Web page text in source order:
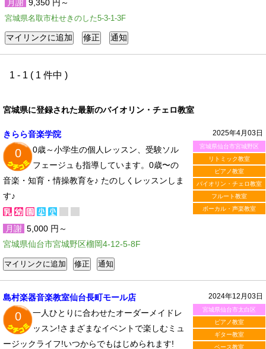
月謝 9,350 円～
宮城県名取市杜せきのした5-3-1-3F
1 - 1 ( 1 件中 )
宮城県に登録された最新のバイオリン・チェロ教室
2025年4月03日
宮城県仙台市宮城野区
リトミック教室
ピアノ教室
バイオリン・チェロ教室
フルート教室
ボーカル・声楽教室
きらら音楽学院
0
0歳～小学生の個人レッスン、受験ソル
フェージュも指導しています。0歳〜の
音楽・知育・情操教育を♪ たのしくレッスンしま
す♪
月謝 5,000 円～
宮城県仙台市宮城野区榴岡4-12-5-8F
2024年12月03日
宮城県仙台市太白区
ピアノ教室
ギター教室
ベース教室
島村楽器音楽教室仙台長町モール店
0
一人ひとりに合わせたオーダーメイドレ
ッスン!さまざまなイベントで楽しむミュ
ージックライフ!いつからでもはじめられます!